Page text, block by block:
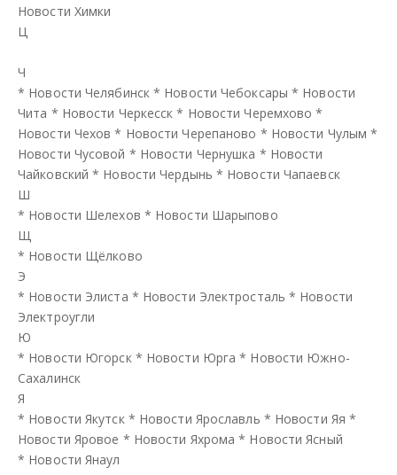
Новости Химки
Ц
Ч
* Новости Челябинск * Новости Чебоксары * Новости
Чита * Новости Черкесск * Новости Черемхово *
Новости Чехов * Новости Черепаново * Новости Чулым *
Новости Чусовой * Новости Чернушка * Новости
Чайковский * Новости Чердынь * Новости Чапаевск
Ш
* Новости Шелехов * Новости Шарыпово
Щ
* Новости Щёлково
Э
* Новости Элиста * Новости Электросталь * Новости
Электроугли
Ю
* Новости Югорск * Новости Юрга * Новости Южно-
Сахалинск
Я
* Новости Якутск * Новости Ярославль * Новости Яя *
Новости Яровое * Новости Яхрома * Новости Ясный
* Новости Янаул